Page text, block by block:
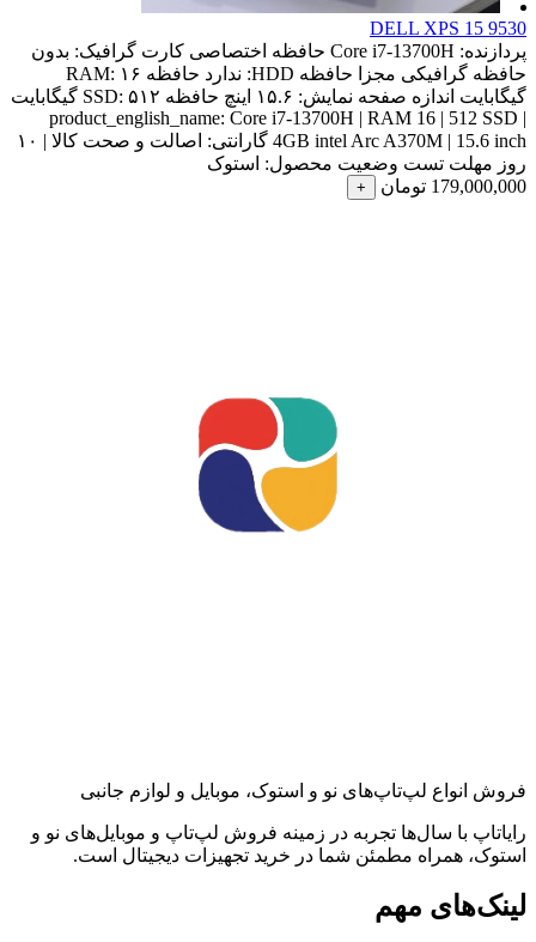
DELL XPS 15 9530
پردازنده: Core i7-13700H حافظه اختصاصی کارت گرافیک: بدون
حافظه گرافیکی مجزا
حافظه HDD: ندارد حافظه RAM: ۱۶
گیگابایت اندازه صفحه نمایش: ۱۵.۶ اینچ حافظه SSD: ۵۱۲ گیگابایت
product_english_name: Core i7-13700H | RAM 16 | 512 SSD |
4GB intel Arc A370M | 15.6 inch گارانتی:
اصالت و صحت کالا | ۱۰
روز مهلت تست وضعیت محصول: استوک
179,000,000 تومان +
فروش انواع لپ‌تاپ‌های نو و استوک، موبایل و لوازم جانبی
رایاتاپ با سال‌ها تجربه در زمینه فروش لپ‌تاپ و موبایل‌های نو و
استوک، همراه مطمئن شما در خرید تجهیزات دیجیتال است.
لینک‌های مهم